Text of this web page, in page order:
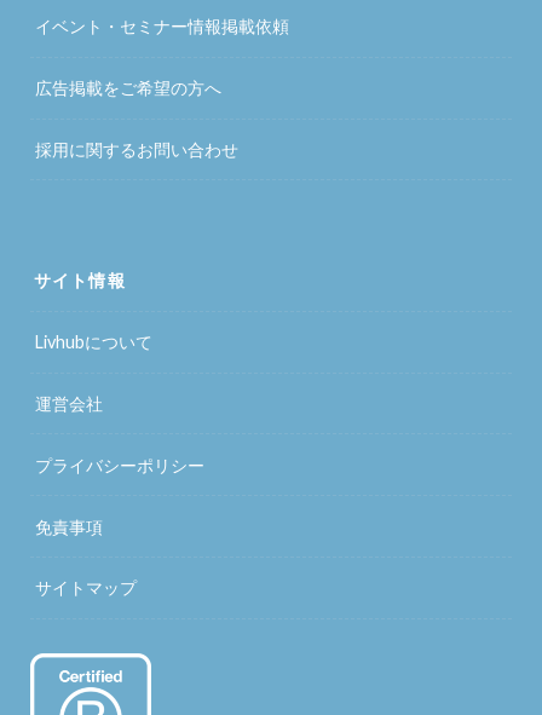
イベント・セミナー情報掲載依頼
広告掲載をご希望の方へ
採用に関するお問い合わせ
サイト情報
Livhubについて
運営会社
プライバシーポリシー
免責事項
サイトマップ